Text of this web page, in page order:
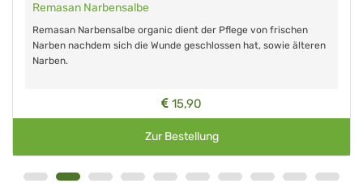
Remasan Narbensalbe
Remasan Narbensalbe organic dient der Pflege von frischen
Narben nachdem sich die Wunde geschlossen hat, sowie älteren
Narben.
15,90
Zur Bestellung